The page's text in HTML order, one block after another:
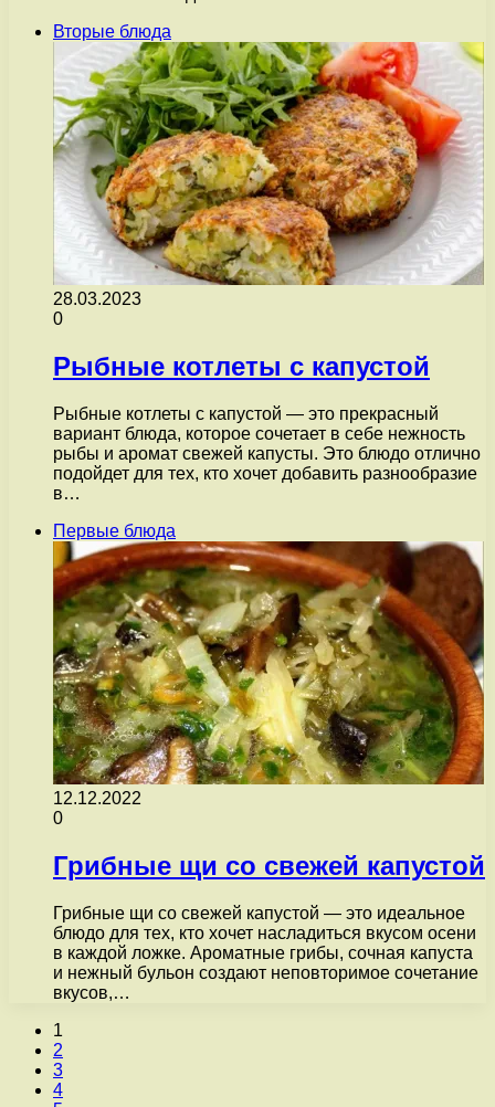
Вторые блюда
28.03.2023
0
Рыбные котлеты с капустой
Рыбные котлеты с капустой — это прекрасный
вариант блюда, которое сочетает в себе нежность
рыбы и аромат свежей капусты. Это блюдо отлично
подойдет для тех, кто хочет добавить разнообразие
в…
Первые блюда
12.12.2022
0
Грибные щи со свежей капустой
Грибные щи со свежей капустой — это идеальное
блюдо для тех, кто хочет насладиться вкусом осени
в каждой ложке. Ароматные грибы, сочная капуста
и нежный бульон создают неповторимое сочетание
вкусов,…
1
2
3
4